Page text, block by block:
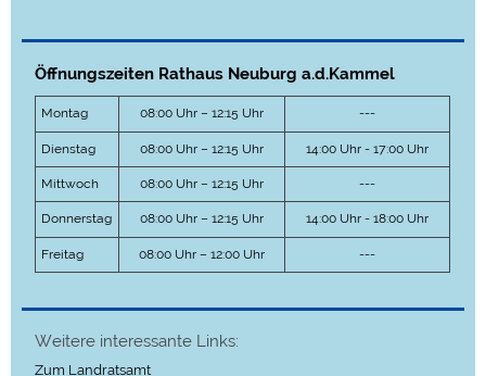
Öffnungszeiten Rathaus Neuburg a.d.Kammel
Montag 08:00 Uhr – 12:15 Uhr ---
Dienstag 08:00 Uhr – 12:15 Uhr 14:00 Uhr - 17:00 Uhr
Mittwoch 08:00 Uhr – 12:15 Uhr ---
Donnerstag 08:00 Uhr – 12:15 Uhr 14:00 Uhr - 18:00 Uhr
Freitag 08:00 Uhr – 12:00 Uhr ---
Weitere interessante Links:
Zum Landratsamt